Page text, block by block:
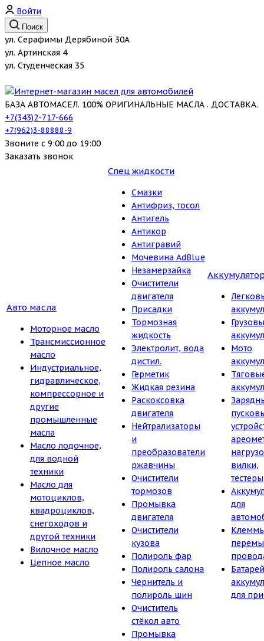
Войти
Поиск
ул. Серафимы Дерябиной 30А
ул. Артинская 4
ул. Студенческая 35
БАЗА АВТОМАСЕЛ. 100% ОРИГИНАЛЬНЫЕ МАСЛА . ДОСТАВКА.
+7(343)2-717-666
+7(962)3-88888-9
Звоните с 9:00 до 19:00
Заказать звонок
Авто масла
Моторное масло
Трансмиссионное
масло
Индустриальное,
гидравлическое,
компрессорное и
другие
промышленные
масла
Масло лодочное,
для водной
техники
Масло для
мотоциклов,
квадроциклов,
снегоходов и
другой техники
Вилочное масло
Цепное масло
Спец жидкости
Смазки
Антифриз, тосол
Антигель
Антикор
Антигравий
Мочевина AdBlue
Незамерзайка
Очистители
двигателя
Присадки
Тормозная
жидкость
Электролит, вода
дистил.
Герметик
Жидкая резина
Раскоксовка
двигателя
Нейтрализаторы
и
преобразователи
ржавчины
Очистители
тормозов
Промывка
двигателя
Очистители
кузова
Полироль фар
Полироль салона
Чернитель и
полироль шин
Очиститель
стёкол авто
Промывка
Мото
вилки,
тестеры
для
для